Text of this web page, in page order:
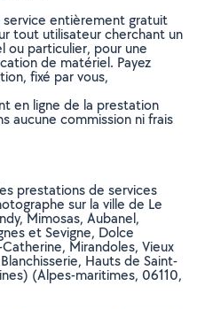
service entièrement gratuit
tout utilisateur cherchant un
ou particulier, pour une
de matériel. Payez
fixé par vous,
en ligne de la prestation
aucune commission ni frais
prestations de services
sur la ville de Le
Mimosas, Aubanel,
et Sevigne, Dolce
Mirandoles, Vieux
Hauts de Saint-
(Alpes-maritimes, 06110,